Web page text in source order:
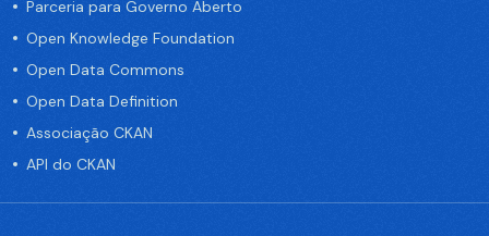
Parceria para Governo Aberto
Open Knowledge Foundation
Open Data Commons
Open Data Definition
Associação CKAN
API do CKAN